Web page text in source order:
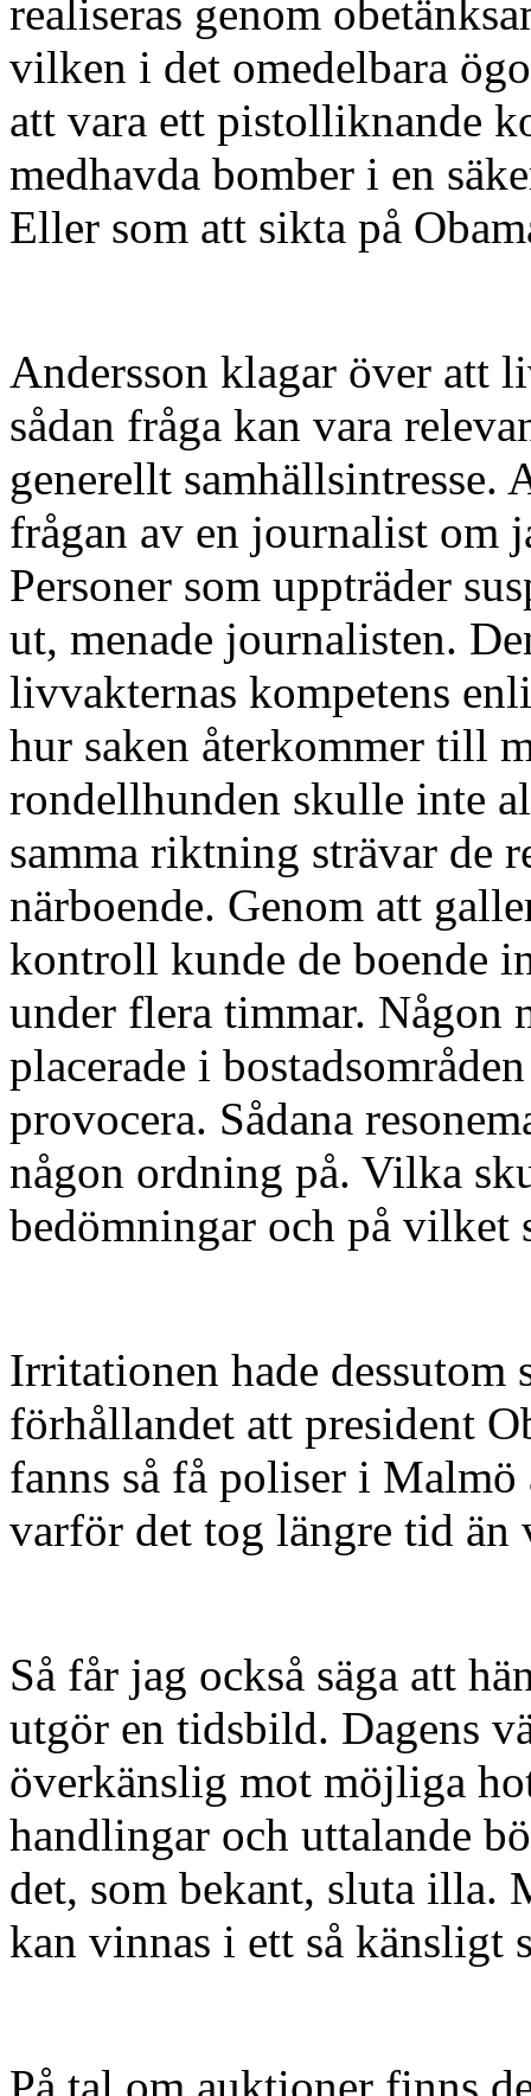
realiseras genom
vilken i det omedelbara
att vara ett pistolliknande
medhavda bomber i en
Eller som att sikta på
Andersson klagar över att
sådan fråga kan vara
generellt samhällsintresse.
frågan av en journalist om
Personer som uppträder
ut, menade journalisten.
livvakternas kompetens
hur saken återkommer till
rondellhunden skulle inte
samma riktning strävar de
närboende. Genom att
kontroll kunde de boende
under flera timmar. Någon
placerade i
provocera. Sådana
någon ordning på. Vilka
bedömningar och på vilket
Irritationen hade dessutom
förhållandet att president
fanns så få poliser i
varför det tog längre tid än
Så får jag också säga att
utgör en tidsbild. Dagens
överkänslig mot möjliga
handlingar och uttalande
det, som bekant, sluta illa.
kan vinnas i ett så känsligt
På tal om auktioner finns